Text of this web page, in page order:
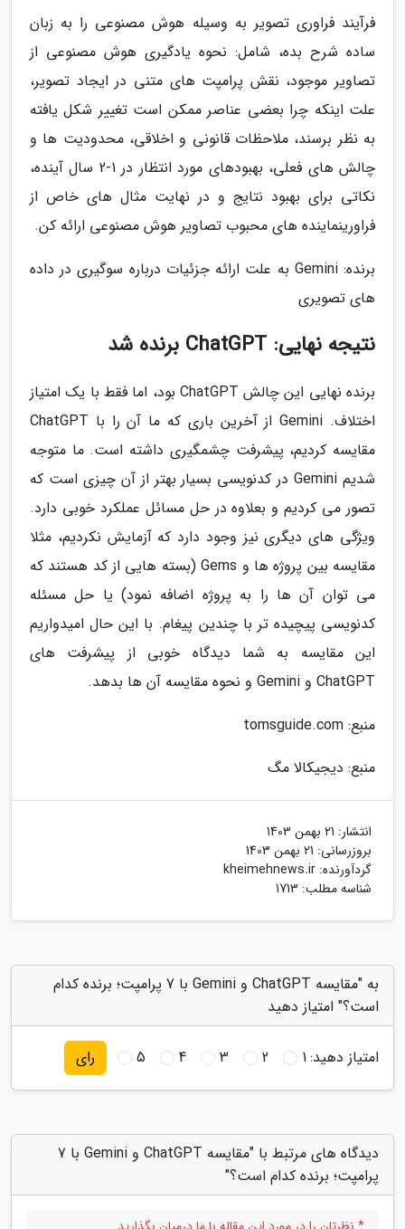
فرآیند فراوری تصویر به وسیله هوش مصنوعی را به زبان
ساده شرح بده، شامل: نحوه یادگیری هوش مصنوعی از
تصاویر موجود، نقش پرامپت های متنی در ایجاد تصویر،
علت اینکه چرا بعضی عناصر ممکن است تغییر شکل یافته
به نظر برسند، ملاحظات قانونی و اخلاقی، محدودیت ها و
چالش های فعلی، بهبودهای مورد انتظار در 1-2 سال آینده،
نکاتی برای بهبود نتایج و در نهایت مثال های خاص از
فراورینماینده های محبوب تصاویر هوش مصنوعی ارائه کن.
برنده: Gemini به علت ارائه جزئیات درباره سوگیری در داده
های تصویری
نتیجه نهایی: ChatGPT برنده شد
برنده نهایی این چالش ChatGPT بود، اما فقط با یک امتیاز
اختلاف. Gemini از آخرین باری که ما آن را با ChatGPT
مقایسه کردیم، پیشرفت چشمگیری داشته است. ما متوجه
شدیم Gemini در کدنویسی بسیار بهتر از آن چیزی است که
تصور می کردیم و بعلاوه در حل مسائل عملکرد خوبی دارد.
ویژگی های دیگری نیز وجود دارد که آزمایش نکردیم، مثلا
مقایسه بین پروژه ها و Gems (بسته هایی از کد هستند که
می توان آن ها را به پروژه اضافه نمود) یا حل مسئله
کدنویسی پیچیده تر با چندین پیغام. با این حال امیدواریم
این مقایسه به شما دیدگاه خوبی از پیشرفت های
ChatGPT و Gemini و نحوه مقایسه آن ها بدهد.
منبع: tomsguide.com
منبع: دیجیکالا مگ
انتشار: 21 بهمن 1403
بروزرسانی: 21 بهمن 1403
گردآورنده: kheimehnews.ir
شناسه مطلب: 1713
به "مقایسه ChatGPT و Gemini با 7 پرامپت؛ برنده کدام
است؟" امتیاز دهید
امتیاز دهید:1
2
3
4
5 رای
دیدگاه های مرتبط با "مقایسه ChatGPT و Gemini با 7
پرامپت؛ برنده کدام است؟"